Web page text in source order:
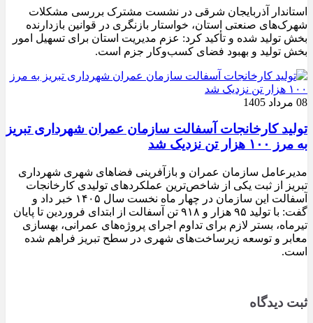
استاندار آذربایجان شرقی در نشست مشترک بررسی مشکلات
شهرک‌های صنعتی استان، خواستار بازنگری در قوانین بازدارنده
بخش تولید شده و تأکید کرد: عزم مدیریت استان برای تسهیل امور
بخش تولید و بهبود فضای کسب‌وکار جزم است.
08 مرداد 1405
تولید کارخانجات آسفالت سازمان عمران شهرداری تبریز
به مرز ۱۰۰ هزار تن نزدیک شد
مدیرعامل سازمان عمران و بازآفرینی فضاهای شهری شهرداری
تبریز از ثبت یکی از شاخص‌ترین عملکردهای تولیدی کارخانجات
آسفالت این سازمان در چهار ماه نخست سال ۱۴۰۵ خبر داد و
گفت: با تولید ۹۵ هزار و ۹۱۸ تن آسفالت از ابتدای فروردین تا پایان
تیرماه، بستر لازم برای تداوم اجرای پروژه‌های عمرانی، بهسازی
معابر و توسعه زیرساخت‌های شهری در سطح تبریز فراهم شده
است.
ثبت دیدگاه